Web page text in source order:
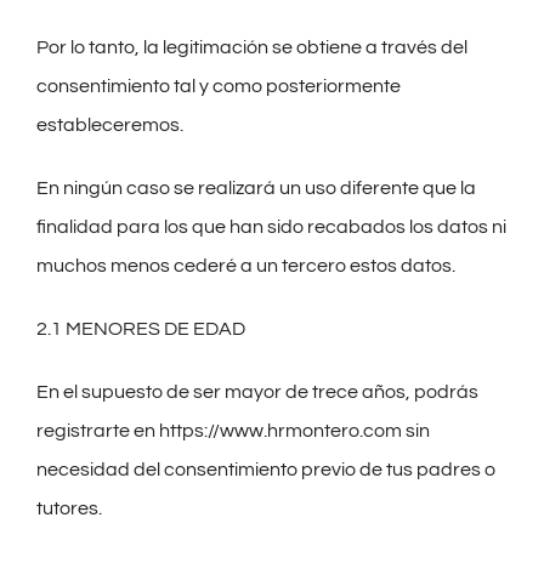
Por lo tanto, la legitimación se obtiene a través del
consentimiento tal y como posteriormente
estableceremos.
En ningún caso se realizará un uso diferente que la
finalidad para los que han sido recabados los datos ni
muchos menos cederé a un tercero estos datos.
2.1 MENORES DE EDAD
En el supuesto de ser mayor de trece años, podrás
registrarte en https://www.hrmontero.com sin
necesidad del consentimiento previo de tus padres o
tutores.